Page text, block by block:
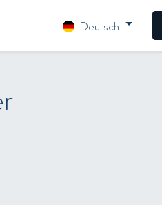
Deutsch